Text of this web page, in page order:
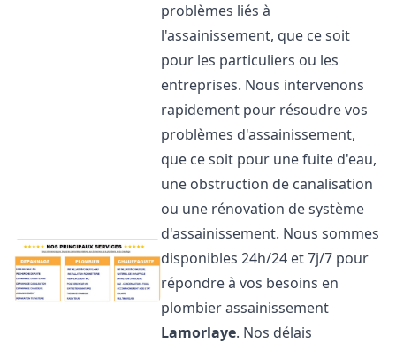
problèmes liés à
l'assainissement, que ce soit
pour les particuliers ou les
entreprises. Nous intervenons
rapidement pour résoudre vos
problèmes d'assainissement,
que ce soit pour une fuite d'eau,
une obstruction de canalisation
ou une rénovation de système
d'assainissement. Nous sommes
disponibles 24h/24 et 7j/7 pour
répondre à vos besoins en
plombier assainissement
Lamorlaye. Nos délais